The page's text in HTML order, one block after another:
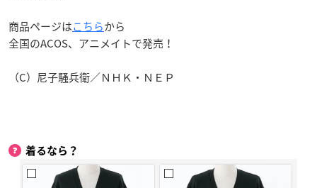
商品ページはこちらから
全国のACOS、アニメイトで発売！
（C）尼子騒兵衛／ＮＨＫ・ＮＥＰ
着るなら？